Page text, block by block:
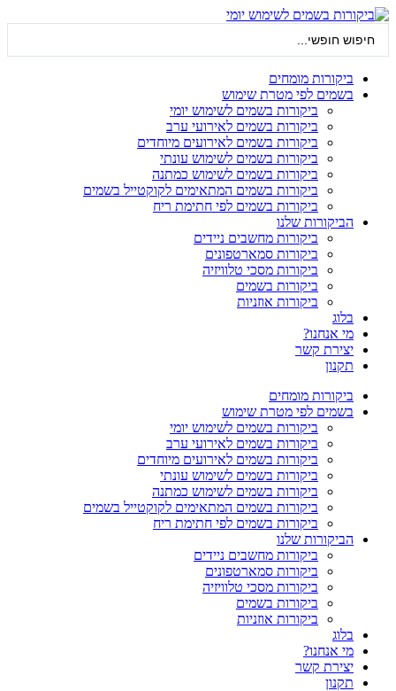
דלג
ביקורות מומחים
בשמים לפי מטרת שימוש
ביקורות בשמים לשימוש יומי
ביקורות בשמים לאירועי ערב
ביקורות בשמים לאירועים מיוחדים
ביקורות בשמים לשימוש עונתי
ביקורות בשמים לשימוש כמתנה
ביקורות בשמים המתאימים לקוקטייל בשמים
ביקורות בשמים לפי חתימת ריח
הביקורות שלנו
ביקורות מחשבים ניידים
ביקורות סמארטפונים
ביקורות מסכי טלוויזיה
ביקורות בשמים
ביקורות אוזניות
בלוג
מי אנחנו?
יצירת קשר
תקנון
ביקורות מומחים
בשמים לפי מטרת שימוש
ביקורות בשמים לשימוש יומי
ביקורות בשמים לאירועי ערב
ביקורות בשמים לאירועים מיוחדים
ביקורות בשמים לשימוש עונתי
ביקורות בשמים לשימוש כמתנה
ביקורות בשמים המתאימים לקוקטייל בשמים
ביקורות בשמים לפי חתימת ריח
הביקורות שלנו
ביקורות מחשבים ניידים
ביקורות סמארטפונים
ביקורות מסכי טלוויזיה
ביקורות בשמים
ביקורות אוזניות
בלוג
מי אנחנו?
יצירת קשר
תקנון